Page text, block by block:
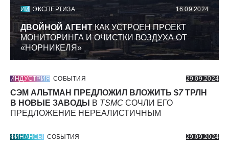
ИИ ЭКСПЕРТИЗА 16.09.2024
ДВОЙНОЙ АГЕНТКАК УСТРОЕН ПРОЕКТ
МОНИТОРИНГА И ОЧИСТКИ ВОЗДУХА ОТ
«НОРНИКЕЛЯ»
ИНДУСТРИЯ СОБЫТИЯ 29.09.2024
СЭМ АЛЬТМАН ПРЕДЛОЖИЛ ВЛОЖИТЬ $7ТРЛН
В НОВЫЕ ЗАВОДЫ
В TSMC СОЧЛИ ЕГО
ПРЕДЛОЖЕНИЕ НЕРЕАЛИСТИЧНЫМ
ФИНАНСЫ СОБЫТИЯ 29.09.2024